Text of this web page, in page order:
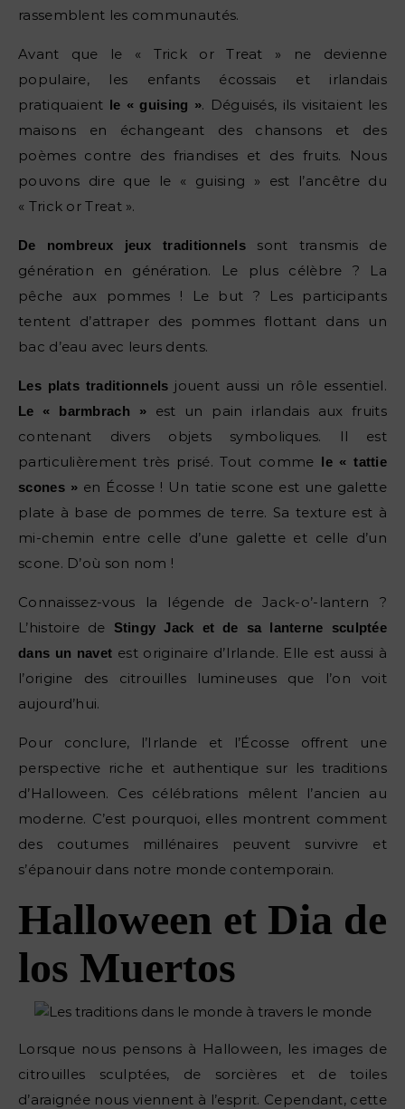
rassemblent les communautés.
Avant que le « Trick or Treat » ne devienne
populaire, les enfants écossais et irlandais
pratiquaient le « guising ». Déguisés, ils visitaient les
maisons en échangeant des chansons et des
poèmes contre des friandises et des fruits. Nous
pouvons dire que le « guising » est l’ancêtre du
« Trick or Treat ».
De nombreux jeux traditionnelssont transmis de
génération en génération. Le plus célèbre ? La
pêche aux pommes ! Le but ? Les participants
tentent d’attraper des pommes flottant dans un
bac d’eau avec leurs dents.
Les plats traditionnels jouent aussi un rôle essentiel.
Le « barmbrach »est un pain irlandais aux fruits
contenant divers objets symboliques. Il est
particulièrement très prisé. Tout comme le « tattie
scones »en Écosse ! Un tatie scone est une galette
plate à base de pommes de terre. Sa texture est à
mi-chemin entre celle d’une galette et celle d’un
scone. D’où son nom !
Connaissez-vous la légende de Jack-o’-lantern ?
L’histoire de
Stingy Jack et de sa lanterne sculptée
dans un navet est originaire d’Irlande. Elle est aussi à
l’origine des citrouilles lumineuses que l’on voit
aujourd’hui.
Pour conclure, l’Irlande et l’Écosse offrent une
perspective riche et authentique sur les traditions
d’Halloween. Ces célébrations mêlent l’ancien au
moderne. C’est pourquoi, elles montrent comment
des coutumes millénaires peuvent survivre et
s’épanouir dans notre monde contemporain.
Halloween et Dia de
los Muertos
Lorsque nous pensons à Halloween, les images de
citrouilles sculptées, de sorcières et de toiles
d’araignée nous viennent à l’esprit. Cependant, cette